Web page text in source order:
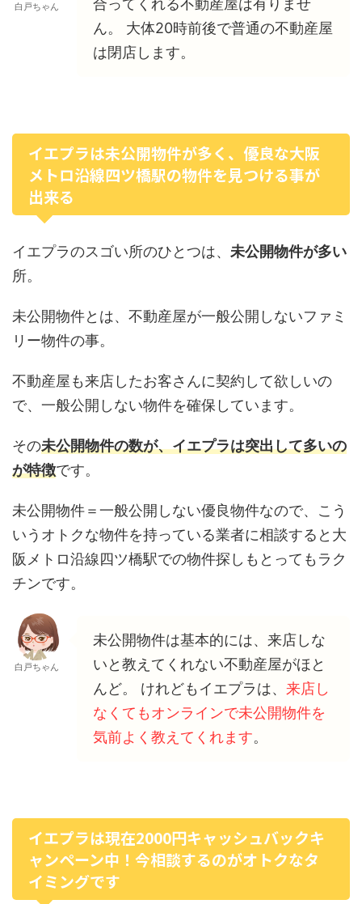
白戸ちゃん
合ってくれる不動産屋は有りませ
ん。 大体20時前後で普通の不動産屋
は閉店します。
イエプラは未公開物件が多く、優良な大阪
メトロ沿線四ツ橋駅の物件を見つける事が
出来る
イエプラのスゴい所のひとつは、 未公開物件が多い
所。
未公開物件とは、不動産屋が一般公開しないファミ
リー物件の事。
不動産屋も来店したお客さんに契約して欲しいの
で、一般公開しない物件を確保しています。
その未公開物件の数が、イエプラは突出して多いの
が特徴です。
未公開物件＝一般公開しない優良物件なので、こう
いうオトクな物件を持っている業者に相談すると大
阪メトロ沿線四ツ橋駅での物件探しもとってもラク
チンです。
白戸ちゃん
未公開物件は基本的には、来店しな
いと教えてくれない不動産屋がほと
んど。 けれどもイエプラは、 来店し
なくてもオンラインで未公開物件を
気前よく教えてくれます。
イエプラは現在2000円キャッシュバックキ
ャンペーン中！今相談するのがオトクなタ
イミングです